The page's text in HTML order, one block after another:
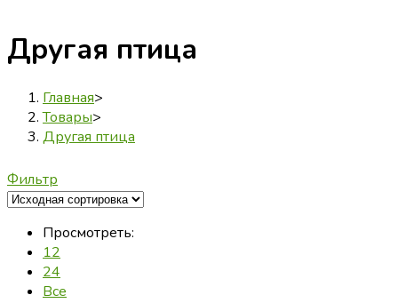
Другая птица
Главная>
Товары>
Другая птица
Фильтр
Просмотреть:
12
24
Все